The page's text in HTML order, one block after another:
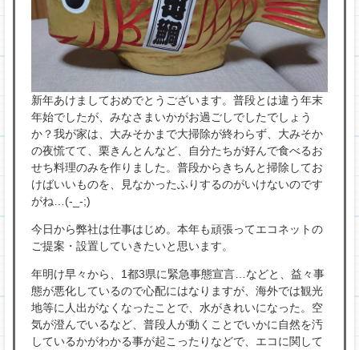
新年あけましておめでとうございます。普段とは違う年末
年始でしたが、みなさまいかがお過ごしでしたでしょう
か？我が家は、大みそかまで大掃除が終わらず、大みそか
の夜慌てて、栗きんとんなど、自分たちが好んで食べるお
せち料理のみを作りました。普段からきちんと掃除してお
けばいいものを、見なかったふりするのがいけないのです
がね…(-_-;)
今日から弊社は仕事はじめ。本年も頑張ってエコネットの
ご提案・設置していきたいと思います。
年明け早々から、1都3県に緊急事態宣言…などと、益々事
態が悪化しているので心配にはなりますが、海外では観光
地等に人出がなくなったことで、水がきれいになった。空
気が澄んでいるなど、普段人が動くことでいかに自然を汚
しているかがわかる事が起こったりなどで、エコに関して